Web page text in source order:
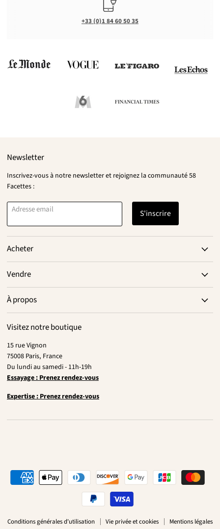
+33 (0)1 84 60 50 35
Newsletter
Inscrivez-vous à notre newsletter et rejoignez la communauté 58
Facettes :
Adresse email S'inscrire
Acheter
Vendre
À propos
Visitez notre boutique
15 rue Vignon
75008 Paris, France
Du lundi au samedi - 11h-19h
Essayage : Prenez rendez-vous
Expertise : Prenez rendez-vous
Conditions générales d'utilisation Vie privée et cookies Mentions légales